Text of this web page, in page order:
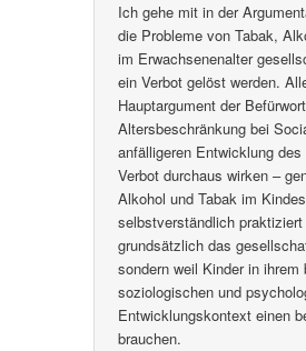
Ich gehe mit in der
die Probleme von Tabak,
im Erwachsenenalter
ein Verbot gelöst werden.
Hauptargument der
Altersbeschränkung bei
anfälligeren Entwicklung
Verbot durchaus wirken –
Alkohol und Tabak im
selbstverständlich
grundsätzlich das
sondern weil Kinder in ihrem
soziologischen und
Entwicklungskontext einen
brauchen.